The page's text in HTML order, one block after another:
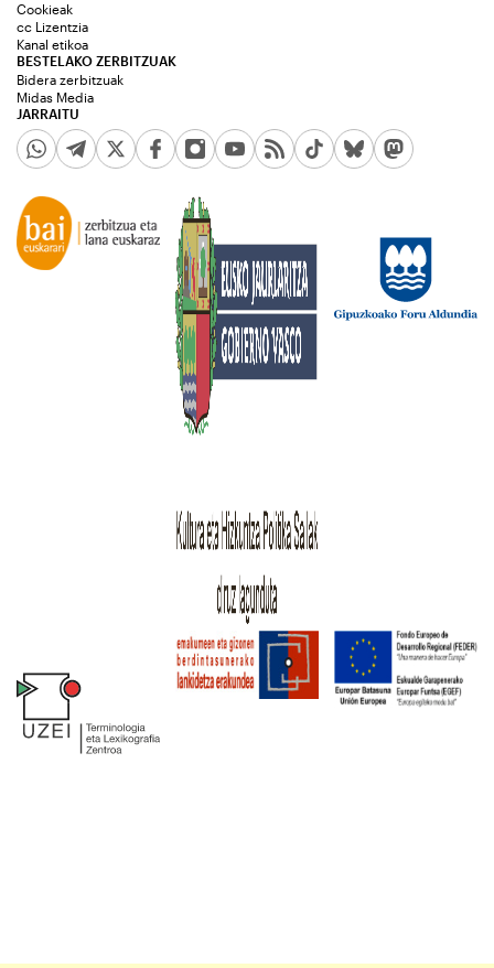
JARRAITU
Cookieak
cc Lizentzia
Kanal etikoa
BESTELAKO ZERBITZUAK
Bidera zerbitzuak
Midas Media